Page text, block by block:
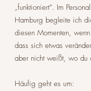
„funktioniert“. Im
Hamburg begleite ich
diesen Momenten,
dass sich etwas
aber nicht weißt, wo du
Häufig geht es um: